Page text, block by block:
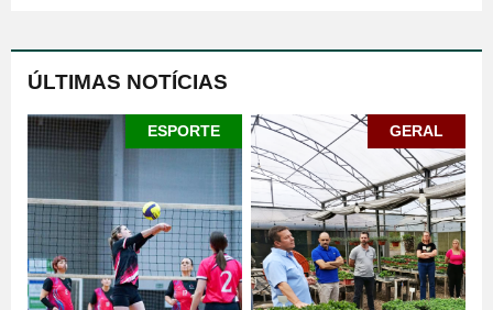
ÚLTIMAS NOTÍCIAS
ESPORTE GERAL